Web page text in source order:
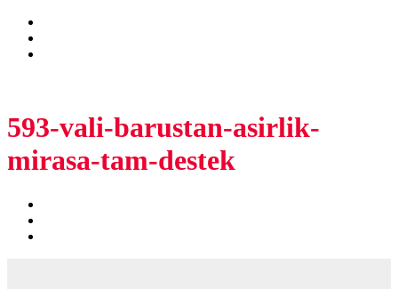
593-vali-barustan-asirlik-
mirasa-tam-destek